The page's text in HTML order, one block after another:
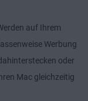
auf Ihrem
Werbung
oder
Mac gleichzeitig